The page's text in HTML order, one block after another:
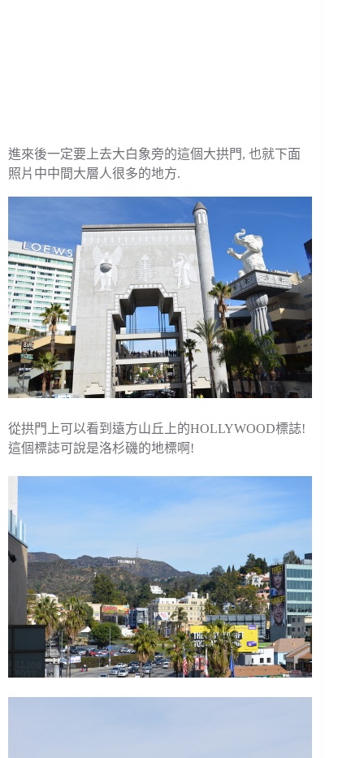
進來後一定要上去大白象旁的這個大拱門, 也就下面
照片中中間大層人很多的地方.
從拱門上可以看到遠方山丘上的HOLLYWOOD標誌!
這個標誌可說是洛杉磯的地標啊!